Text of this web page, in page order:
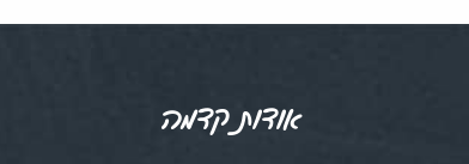
אודות קדמה